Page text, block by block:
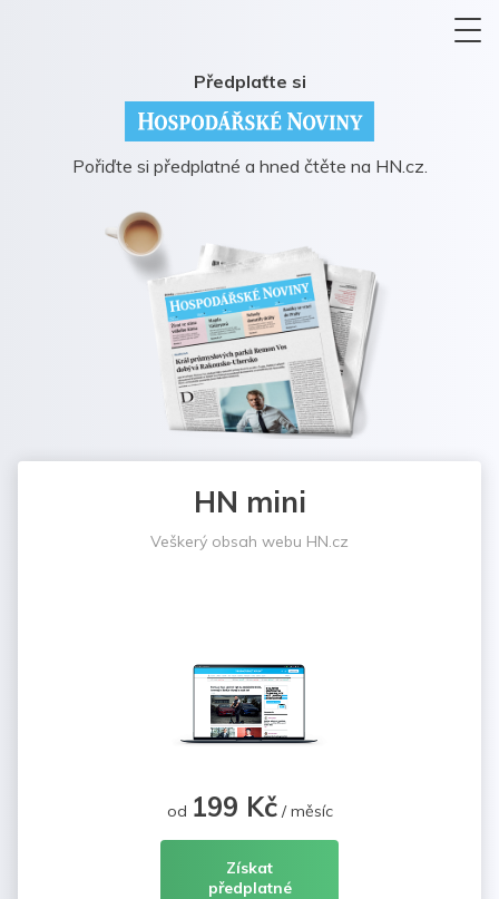
Předplaťte si
Pořiďte si předplatné a hned čtěte na HN.cz.
HN mini
Veškerý obsah webu HN.cz
od 199 Kč/ měsíc
Získat
předplatné